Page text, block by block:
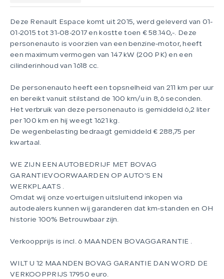
Deze Renault Espace komt uit 2015, werd geleverd van 01-
01-2015 tot 31-08-2017 en kostte toen € 58.140,-. Deze
personenauto is voorzien van een benzine-motor, heeft
een maximum vermogen van 147 kW (200 PK) en een
cilinderinhoud van 1618 cc.
De personenauto heeft een topsnelheid van 211 km per uur
en bereikt vanuit stilstand de 100 km/u in 8,6 seconden.
Het verbruik van deze personenauto is gemiddeld 6,2 liter
per 100 km en hij weegt 1621 kg.
De wegenbelasting bedraagt gemiddeld € 288,75 per
kwartaal.
WE ZIJN EEN AUTOBEDRIJF MET BOVAG
GARANTIEVOORWAARDEN OP AUTO'S EN
WERKPLAATS .
Omdat wij onze voertuigen uitsluitend inkopen via
autodealers kunnen wij garanderen dat km-standen en OH
historie 100% Betrouwbaar zijn.
Verkoopprijs is incl. 6 MAANDEN BOVAGGARANTIE .
WILT U 12 MAANDEN BOVAG GARANTIE DAN WORD DE
VERKOOPPRIJS 17950 euro.